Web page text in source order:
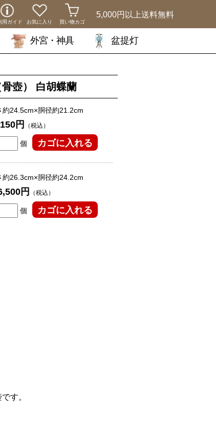
5,000円以上送料無料
用ガイド お気に入り 買い物カゴ
外宮・神具 盆提灯
壺） 白胡蝶蘭
約24.5cm×胴径約21.2cm
円 （税込）
個
約26.3cm×胴径約24.2cm
円 （税込）
個
す。